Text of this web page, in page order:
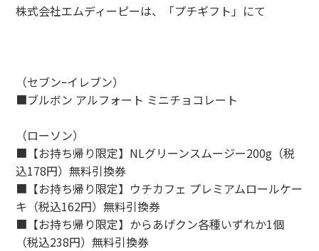
株式会社エムディーピーは、「プチギフト」にて
（セブンｰイレブン）
■ブルボン アルフォート ミニチョコレート
（ローソン）
■【お持ち帰り限定】NLグリーンスムージー200g（税
込178円）無料引換券
■【お持ち帰り限定】ウチカフェ プレミアムロールケー
キ（税込162円）無料引換券
■【お持ち帰り限定】からあげクン各種いずれか1個
（税込238円）無料引換券